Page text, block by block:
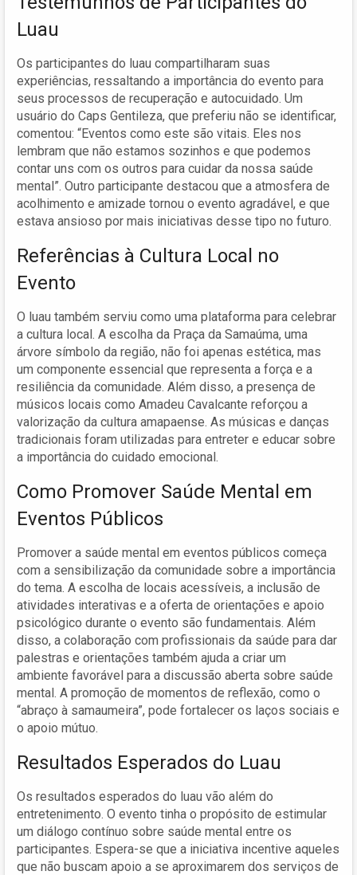
Luau
Os participantes do luau compartilharam suas
experiências, ressaltando a importância do evento para
seus processos de recuperação e autocuidado. Um
usuário do Caps Gentileza, que preferiu não se identificar,
comentou: “Eventos como este são vitais. Eles nos
lembram que não estamos sozinhos e que podemos
contar uns com os outros para cuidar da nossa saúde
mental”. Outro participante destacou que a atmosfera de
acolhimento e amizade tornou o evento agradável, e que
estava ansioso por mais iniciativas desse tipo no futuro.
Referências à Cultura Local no
Evento
O luau também serviu como uma plataforma para celebrar
a cultura local. A escolha da Praça da Samaúma, uma
árvore símbolo da região, não foi apenas estética, mas
um componente essencial que representa a força e a
resiliência da comunidade. Além disso, a presença de
músicos locais como Amadeu Cavalcante reforçou a
valorização da cultura amapaense. As músicas e danças
tradicionais foram utilizadas para entreter e educar sobre
a importância do cuidado emocional.
Como Promover Saúde Mental em
Eventos Públicos
Promover a saúde mental em eventos públicos começa
com a sensibilização da comunidade sobre a importância
do tema. A escolha de locais acessíveis, a inclusão de
atividades interativas e a oferta de orientações e apoio
psicológico durante o evento são fundamentais. Além
disso, a colaboração com profissionais da saúde para dar
palestras e orientações também ajuda a criar um
ambiente favorável para a discussão aberta sobre saúde
mental. A promoção de momentos de reflexão, como o
“abraço à samaumeira”, pode fortalecer os laços sociais e
o apoio mútuo.
Resultados Esperados do Luau
Os resultados esperados do luau vão além do
entretenimento. O evento tinha o propósito de estimular
um diálogo contínuo sobre saúde mental entre os
participantes. Espera-se que a iniciativa incentive aqueles
que não buscam apoio a se aproximarem dos serviços de